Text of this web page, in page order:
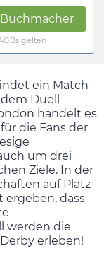
gelten
ein Match
Duell
handelt es
die Fans der
um drei
Ziele. In der
auf Platz
ergeben, dass
werden die
erleben!